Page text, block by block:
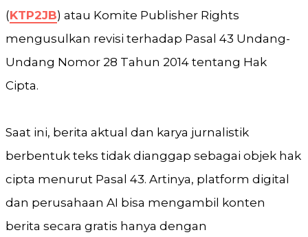
(KTP2JB) atau Komite Publisher Rights
mengusulkan revisi terhadap Pasal 43 Undang-
Undang Nomor 28 Tahun 2014 tentang Hak
Cipta.
Saat ini, berita aktual dan karya jurnalistik
berbentuk teks tidak dianggap sebagai objek hak
cipta menurut Pasal 43. Artinya, platform digital
dan perusahaan AI bisa mengambil konten
berita secara gratis hanya dengan